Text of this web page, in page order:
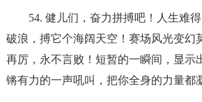
54. 健儿们，奋力拼搏吧！人生难
破浪，搏它个海阔天空！赛场风光变幻
再厉，永不言败！短暂的一瞬间，显示
锵有力的一声吼叫，把你全身的力量都